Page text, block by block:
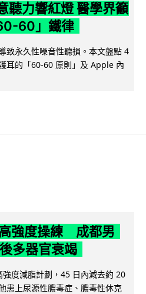
聽力響紅燈 醫學界籲
60」鐵律
致永久性噪音性聽損。本文盤點 4
耳的「60-60 原則」及 Apple 內
強度操練 成都男
多器官衰竭
度減脂計劃，45 日內減去約 20
患上尿源性膿毒症、膿毒性休克